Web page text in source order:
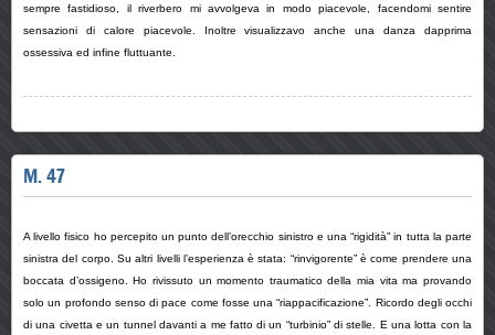
sempre fastidioso, il riverbero mi avvolgeva in modo piacevole, facendomi sentire
sensazioni di calore piacevole. Inoltre visualizzavo anche una danza dapprima
ossessiva ed infine fluttuante.
M. 47
A livello fisico ho percepito un punto dell’orecchio sinistro e una “rigidità” in tutta la parte
sinistra del corpo. Su altri livelli l’esperienza è stata: “rinvigorente” è come prendere una
boccata d’ossigeno. Ho rivissuto un momento traumatico della mia vita ma provando
solo un profondo senso di pace come fosse una “riappacificazione”. Ricordo degli occhi
di una civetta e un tunnel davanti a me fatto di un “turbinio” di stelle. E una lotta con la